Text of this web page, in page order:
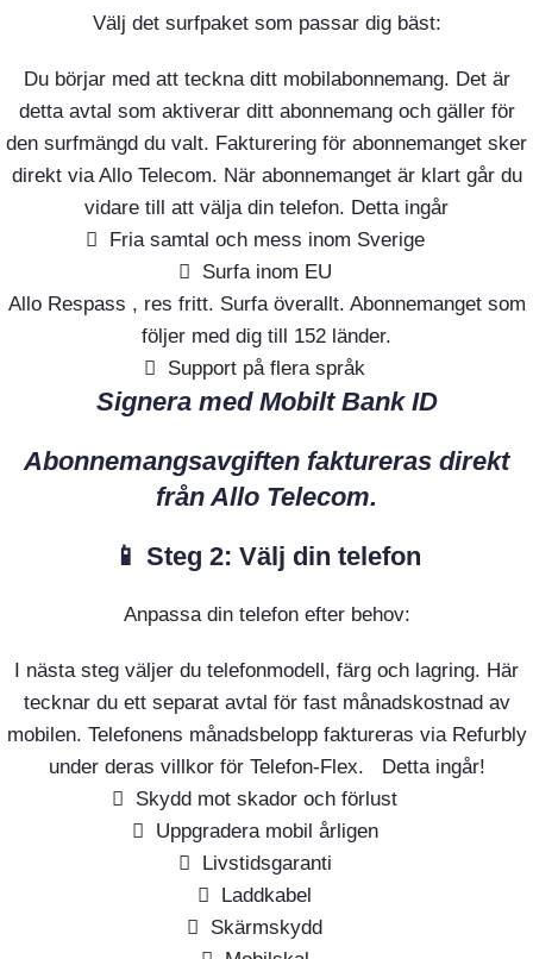
Välj det surfpaket som passar dig bäst:
Du börjar med att teckna ditt mobilabonnemang. Det är
detta avtal som aktiverar ditt abonnemang och gäller för
den surfmängd du valt. Fakturering för abonnemanget sker
direkt via Allo Telecom. När abonnemanget är klart går du
vidare till att välja din telefon. Detta ingår
Fria samtal och mess inom Sverige
Surfa inom EU
Allo Respass , res fritt. Surfa överallt. Abonnemanget som
följer med dig till 152 länder.
Support på flera språk
Signera med Mobilt Bank ID
Abonnemangsavgiften faktureras direkt
från Allo Telecom.
📱 Steg 2: Välj din telefon
Anpassa din telefon efter behov:
I nästa steg väljer du telefonmodell, färg och lagring. Här
tecknar du ett separat avtal för fast månadskostnad av
mobilen. Telefonens månadsbelopp faktureras via Refurbly
under deras villkor för Telefon-Flex. Detta ingår!
Skydd mot skador och förlust
Uppgradera mobil årligen
Livstidsgaranti
Laddkabel
Skärmskydd